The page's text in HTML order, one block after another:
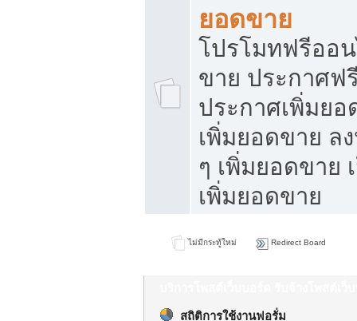
ยอดขาย
โปรโมทฟรีออ
ขาย ประกาศฟ
ประกาศเพิ่มย
เพิ่มยอดขาย ล
ๆ เพิ่มยอดขาย
เพิ่มยอดขาย
ไม่มีกระทู้ใหม่ Redirect Board
สถิติการใช้งานฟอรั่ม